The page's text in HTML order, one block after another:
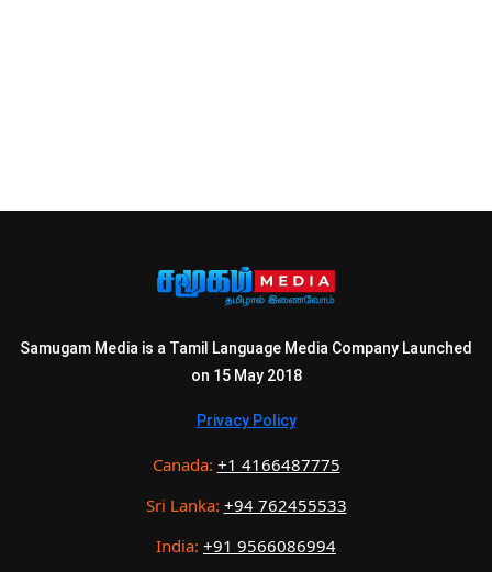
Samugam Media is a Tamil Language Media Company Launched
on 15 May 2018
Privacy Policy
Canada: +1 4166487775
Sri Lanka: +94 762455533
India: +91 9566086994